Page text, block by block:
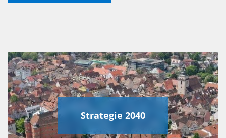
Strategie 2040